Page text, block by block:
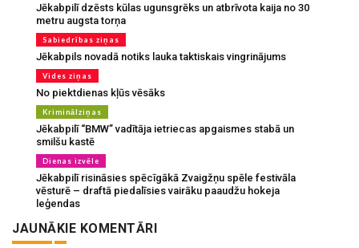
Jēkabpilī dzēsts kūlas ugunsgrēks un atbrīvota kaija no 30
metru augsta torņa
Sabiedrības ziņas
Jēkabpils novadā notiks lauka taktiskais vingrinājums
Vides ziņas
No piektdienas kļūs vēsāks
Kriminālziņas
Jēkabpilī “BMW” vadītāja ietriecas apgaismes stabā un
smilšu kastē
Dienas izvēle
Jēkabpilī risināsies spēcīgākā Zvaigžņu spēle festivāla
vēsturē – draftā piedalīsies vairāku paaudžu hokeja
leģendas
JAUNĀKIE KOMENTĀRI